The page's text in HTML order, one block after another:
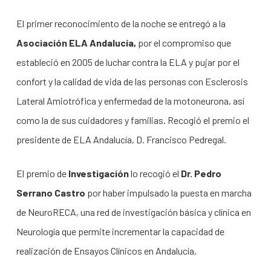
El primer reconocimiento de la noche se entregó a la
Asociación ELA Andalucía, por el compromiso que
estableció en 2005 de luchar contra la ELA y pujar por el
confort y la calidad de vida de las personas con Esclerosis
Lateral Amiotrófica y enfermedad de la motoneurona, así
como la de sus cuidadores y familias. Recogió el premio el
presidente de ELA Andalucía, D. Francisco Pedregal.
El premio de Investigaciónlo recogió el Dr. Pedro
Serrano Castro por haber impulsado la puesta en marcha
de NeuroRECA, una red de investigación básica y clínica en
Neurología que permite incrementar la capacidad de
realización de Ensayos Clínicos en Andalucía,